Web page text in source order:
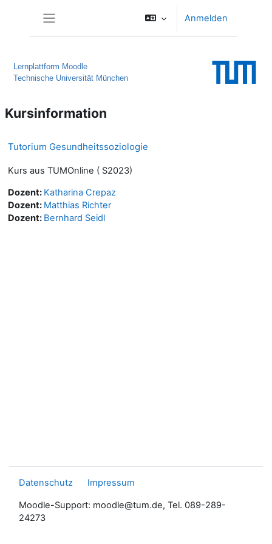
Anmelden
Lernplattform Moodle
Technische Universität München
Kursinformation
Tutorium Gesundheitssoziologie
Kurs aus TUMOnline ( S2023)
Dozent: Katharina Crepaz
Dozent: Matthias Richter
Dozent: Bernhard Seidl
Datenschutz Impressum
Moodle-Support: moodle@tum.de, Tel. 089-289-
24273